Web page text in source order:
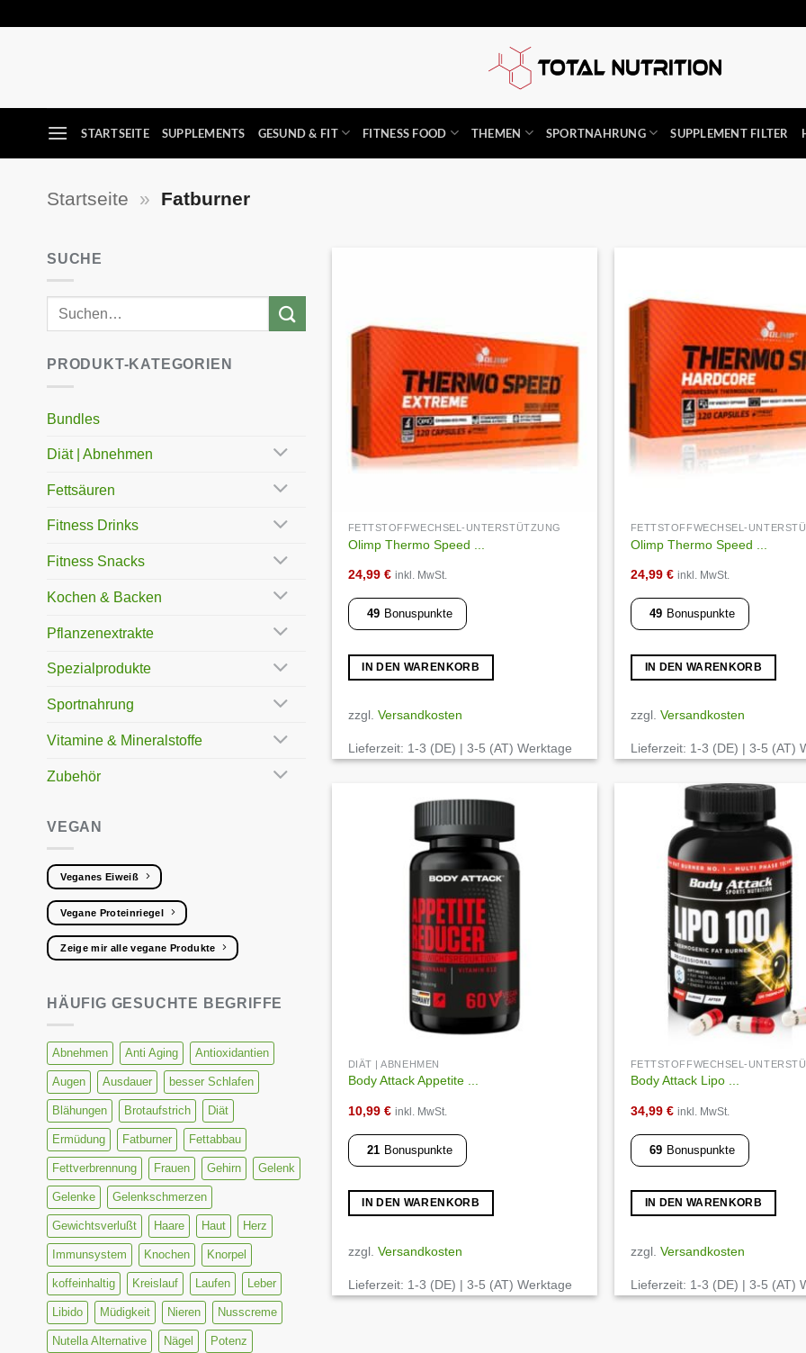
STARTSEITE SUPPLEMENTS GESUND & FIT FITNESS FOOD THEMEN SPORTNAHRUNG SUPPLEMENT FILTER
Startseite » Fatburner
SUCHE
PRODUKT-KATEGORIEN
Bundles
Diät | Abnehmen
Fettsäuren
Fitness Drinks
Fitness Snacks
Kochen & Backen
Pflanzenextrakte
Spezialprodukte
Sportnahrung
Vitamine & Mineralstoffe
Zubehör
VEGAN
Veganes Eiweiß
Vegane Proteinriegel
Zeige mir alle vegane Produkte
HÄUFIG GESUCHTE BEGRIFFE
Abnehmen Anti Aging Antioxidantien
Augen Ausdauer besser Schlafen
Blähungen Brotaufstrich Diät
Ermüdung Fatburner Fettabbau
Fettverbrennung Frauen Gehirn Gelenk
Gelenke Gelenkschmerzen
Gewichtsverlußt Haare Haut Herz
Immunsystem Knochen Knorpel
koffeinhaltig Kreislauf Laufen Leber
Libido Müdigkeit Nieren Nusscreme
Nutella Alternative Nägel Potenz
FETTSTOFFWECHSEL-UNTERSTÜTZUNG
Olimp Thermo Speed ...
24,99 € inkl. MwSt.
49 Bonuspunkte
IN DEN WARENKORB
zzgl. Versandkosten
Lieferzeit: 1-3 (DE) | 3-5 (AT) Werktage
FETTSTOFFWECHSEL-
Olimp Thermo Speed ...
24,99 € inkl. MwSt.
49 Bonuspunkte
IN DEN WARENKORB
zzgl. Versandkosten
Lieferzeit: 1-3 (DE) | 3-5 (AT)
DIÄT | ABNEHMEN
Body Attack Appetite ...
10,99 € inkl. MwSt.
21 Bonuspunkte
IN DEN WARENKORB
zzgl. Versandkosten
Lieferzeit: 1-3 (DE) | 3-5 (AT) Werktage
FETTSTOFFWECHSEL-
Body Attack Lipo ...
34,99 € inkl. MwSt.
69 Bonuspunkte
IN DEN WARENKORB
zzgl. Versandkosten
Lieferzeit: 1-3 (DE) | 3-5 (AT)